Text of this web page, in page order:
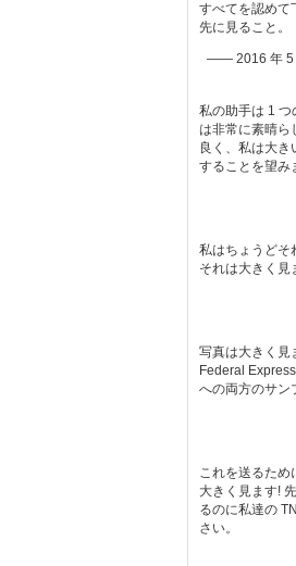
すべてを認めて
先に見ること。
—— 2016 年 5
私の助手は 1
は非常に素晴ら
良く、私は大き
することを望み
私はちょうどそ
それは大きく見
写真は大きく見
Federal
への両方のサン
これを送るため
大きく見ます!
るのに私達の
さい。